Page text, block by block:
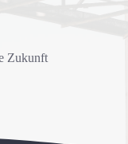
Zukunft